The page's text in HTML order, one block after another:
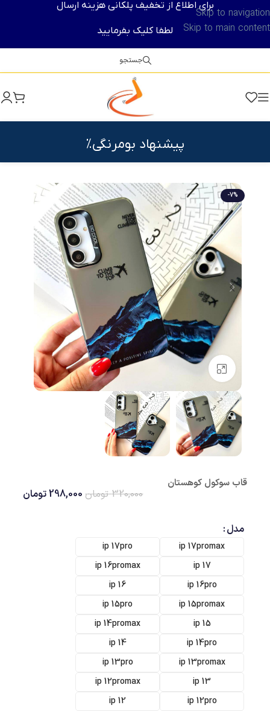
Skip to navigation
Skip to main content
برای اطلاع از تخفیف پلکانی هزینه ارسال
لطفا کلیک بفرمایید
جستجو
پیشنهاد بومرنگی%
-7%
بزرگنمایی تصویر
قاب سوکول کوهستان
320,000 تومان 298,000تومان
مدل
ip 17promax
ip 17pro
ip 17
ip 16promax
ip 16pro
ip 16
ip 15promax
ip 15pro
ip 15
ip 14promax
ip 14pro
ip 14
ip 13promax
ip 13pro
ip 13
ip 12promax
ip 12pro
ip 12